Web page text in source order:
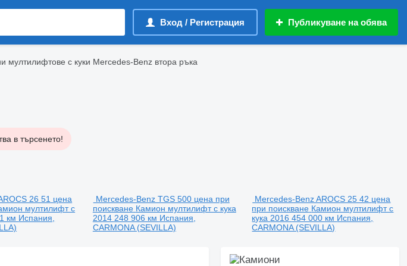
Вход / Регистрация Публикуване на обява
мултилифтове с куки Mercedes-Benz втора ръка
в търсенето!
26 51 цена
мултилифт с
км Испания,
Mercedes-Benz TGS 500 цена при
поискване Камион мултилифт с кука
2014 248 906 км Испания,
CARMONA (SEVILLA)
Mercedes-Benz AROCS 25 42 цена
при поискване Камион мултилифт с
кука 2016454 000 км Испания,
CARMONA (SEVILLA)